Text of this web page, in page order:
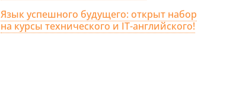
Язык успешного будущего: открыт набор
на курсы технического и IT-английского!